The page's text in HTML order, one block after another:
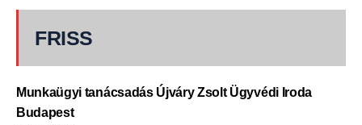
FRISS
Munkaügyi tanácsadás Újváry Zsolt Ügyvédi Iroda
Budapest